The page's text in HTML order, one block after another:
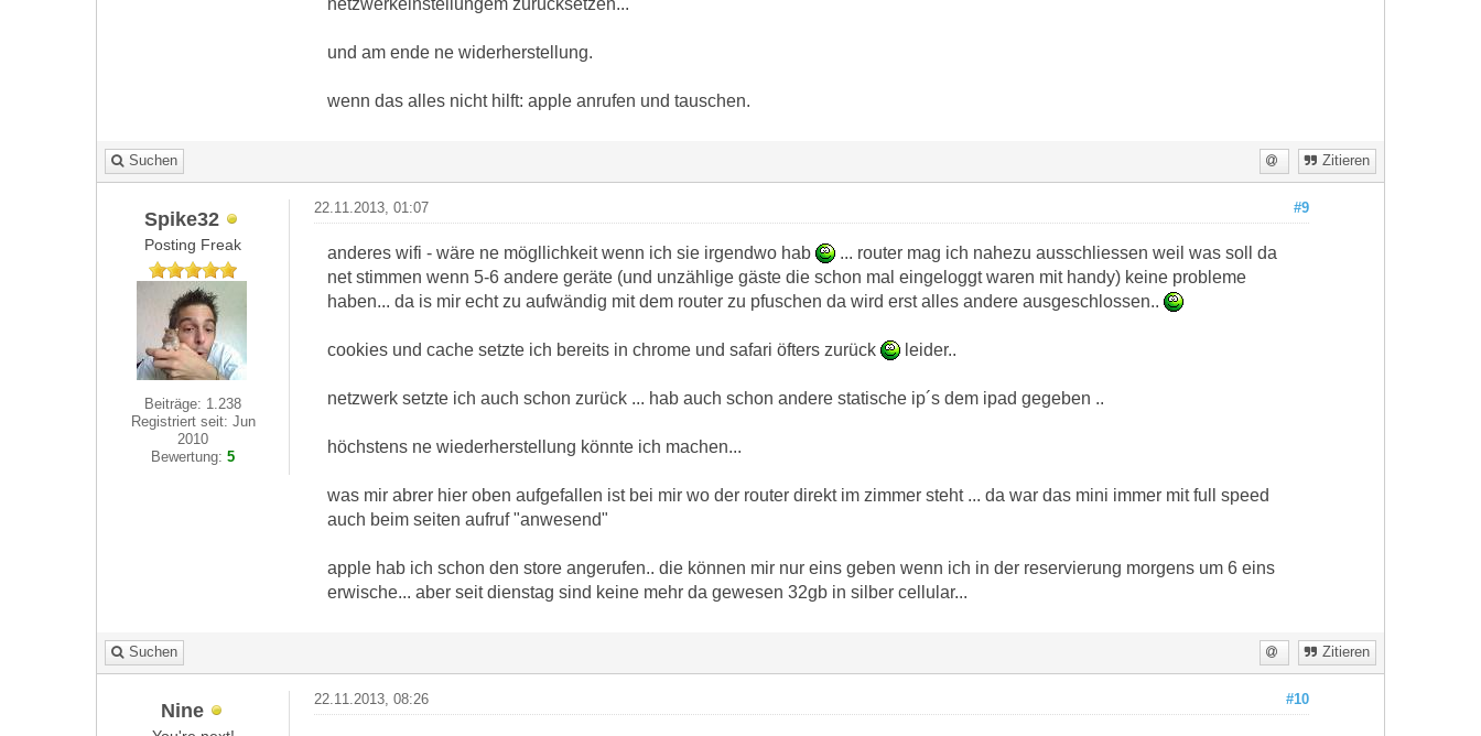
und am ende ne widerherstellung.
wenn das alles nicht hilft: apple anrufen und tauschen.
Suchen Zitieren
Spike32
Posting Freak
Beiträge: 1.238
Registriert seit: Jun
2010
Bewertung:5
#9
22.11.2013, 01:07
anderes wifi - wäre ne mögllichkeit wenn ich sie irgendwo hab
... router mag ich nahezu ausschliessen weil was soll da
net stimmen wenn 5-6 andere geräte (und unzählige gäste die schon mal eingeloggt waren mit handy) keine probleme
haben... da is mir echt zu aufwändig mit dem router zu pfuschen da wird erst alles andere ausgeschlossen..
cookies und cache setzte ich bereits in chrome und safari öfters zurück leider..
netzwerk setzte ich auch schon zurück ... hab auch schon andere statische ip´s dem ipad gegeben ..
höchstens ne wiederherstellung könnte ich machen...
was mir abrer hier oben aufgefallen ist bei mir wo der router direkt im zimmer steht ... da war das mini immer mit full speed
auch beim seiten aufruf "anwesend"
apple hab ich schon den store angerufen.. die können mir nur eins geben wenn ich in der reservierung morgens um 6 eins
erwische... aber seit dienstag sind keine mehr da gewesen 32gb in silber cellular...
Suchen Zitieren
Nine #10
22.11.2013, 08:26